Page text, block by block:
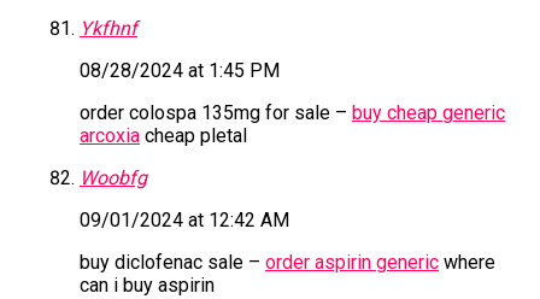
Ykfhnf
08/28/2024 at 1:45 PM
order colospa 135mg for sale – buy cheap generic
arcoxiacheap pletal
Woobfg
09/01/2024 at 12:42 AM
buy diclofenac sale – order aspirin genericwhere
can i buy aspirin